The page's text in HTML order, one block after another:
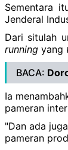
Sementara
Jenderal
Dari situlah
running yang
BACA:
Ia
pameran
"Dan ada
pameran